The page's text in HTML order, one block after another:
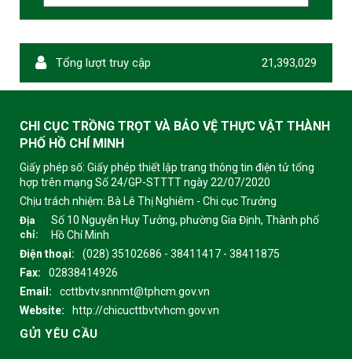
Tổng lượt truy cập 21,393,029
CHI CỤC TRỒNG TRỌT VÀ BẢO VỆ THỰC VẬT THÀNH
PHỐ HỒ CHÍ MINH
Giấy phép số: Giấy phép thiết lập trang thông tin điện tử tổng
hợp trên mạng Số 24/GP-STTTT ngày 22/07/2020
Chịu trách nhiệm: Bà Lê Thị Nghiêm - Chi cục Trưởng
Địa
chỉ:
Số 10 Nguyễn Huy Tưởng, phường Gia Định, Thành phố
Hồ Chí Minh
Điện thoại:
(028) 35102686 - 38411417 - 38411875
Fax:
02838414926
Email:
ccttbvtv.snnmt@tphcm.gov.vn
Website:
http://chicucttbvtvhcm.gov.vn
GỬI YÊU CẦU